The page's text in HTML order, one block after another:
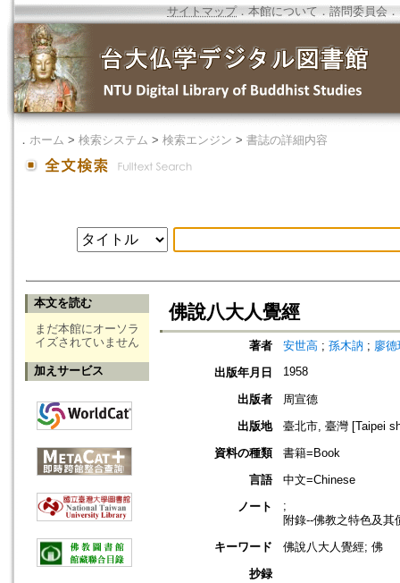
サイトマップ．本館について ． 諮問委員会 ．
． ホーム > 検索システム > 検索エンジン > 書誌の詳細内容
本文を読む
まだ本館にオーソラ
イズされていません
加えサービス
佛說八大人覺經
著者 安世高 ; 孫木訥 ; 廖德
出版年月日
1958
出版者
周宣德
出版地
臺北市, 臺灣 [Taipei
資料の種類
書籍=Book
言語
中文=Chinese
ノート
;
附錄--佛教之特色及其
キーワード
佛說八大人覺經; 佛
抄録